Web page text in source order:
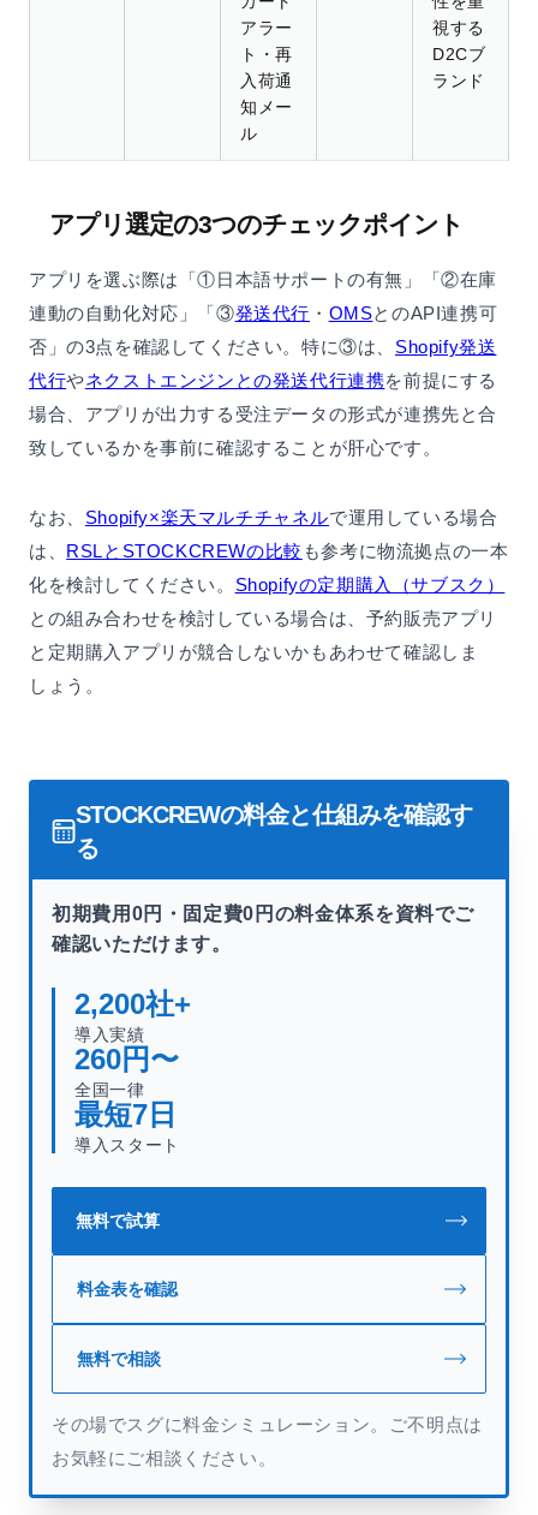
アラー
ト・再
入荷通
知メー
ル
視する
D2Cブ
ランド
アプリ選定の3つのチェックポイント
アプリを選ぶ際は「①日本語サポートの有無」「②在庫
連動の自動化対応」「③発送代行 ・ OMSとのAPI連携可
否」の3点を確認してください。特に③は、 Shopify発送
代行やネクストエンジンとの発送代行連携を前提にする
場合、アプリが出力する受注データの形式が連携先と合
致しているかを事前に確認することが肝心です。
なお、 Shopify×楽天マルチチャネルで運用している場合
は、 RSLとSTOCKCREWの比較 も参考に物流拠点の一本
化を検討してください。 Shopifyの定期購入（サブスク）
との組み合わせを検討している場合は、予約販売アプリ
と定期購入アプリが競合しないかもあわせて確認しま
しょう。
STOCKCREWの料金と仕組みを確認す
る
初期費用0円・固定費0円の料金体系を資料でご
確認いただけます。
2,200社+
導入実績
260円〜
全国一律
最短7 日
導入スタート
無料で試算
料金表を確認
無料で相談
その場でスグに料金シミュレーション。ご不明点は
お気軽にご相談ください。